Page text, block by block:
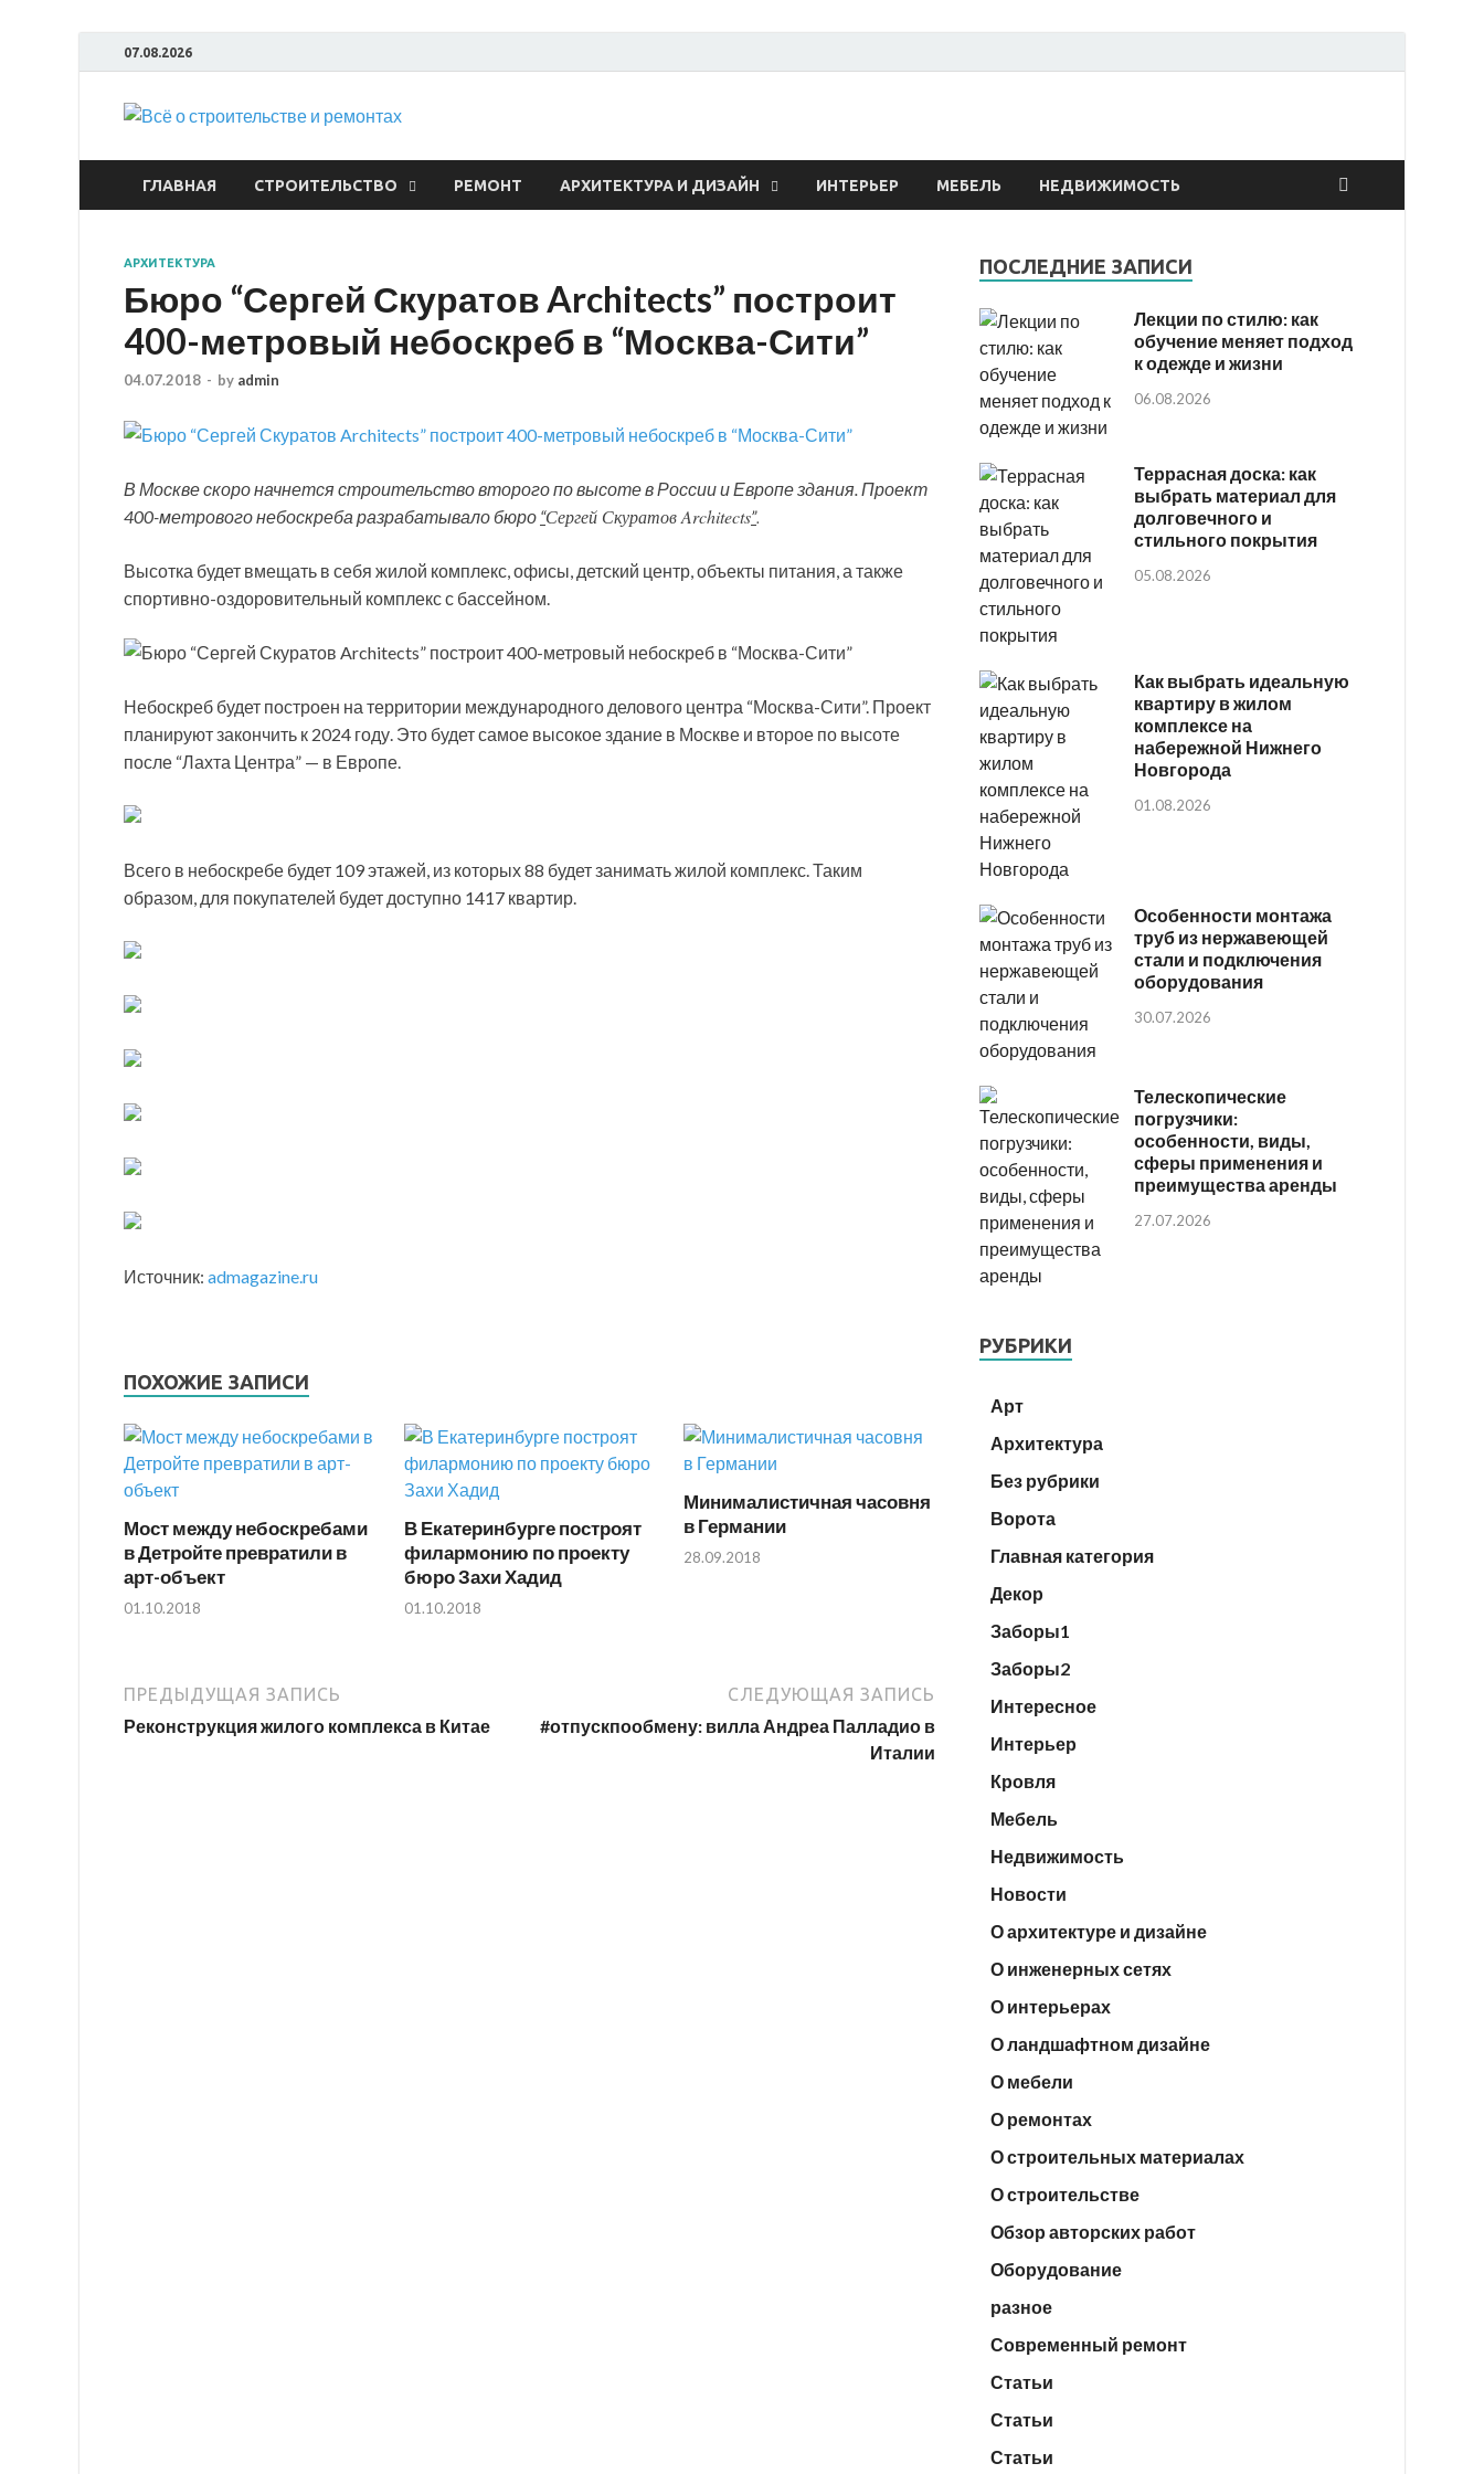
07.08.2026
Всё о строительстве и ремонтах
ГЛАВНАЯ СТРОИТЕЛЬСТВО РЕМОНТ АРХИТЕКТУРА И ДИЗАЙН ИНТЕРЬЕР МЕБЕЛЬ НЕДВИЖИМОСТЬ
АРХИТЕКТУРА
Бюро “Сергей Скуратов Architects” построит
400-метровый небоскреб в “Москва-Сити”
04.07.2018 - by admin
В Москве скоро начнется строительство второго по высоте в России и Европе здания. Проект
400-метрового небоскреба разрабатывало бюро “Сергей Скуратов Architects”.
Высотка будет вмещать в себя жилой комплекс, офисы, детский центр, объекты питания, а также
спортивно-оздоровительный комплекс с бассейном.
Небоскреб будет построен на территории международного делового центра “Москва-Сити”. Проект
планируют закончить к 2024 году. Это будет самое высокое здание в Москве и второе по высоте
после “Лахта Центра” — в Европе.
Всего в небоскребе будет 109 этажей, из которых 88 будет занимать жилой комплекс. Таким
образом, для покупателей будет доступно 1417 квартир.
Источник: admagazine.ru
ПОХОЖИЕ ЗАПИСИ
Мост между небоскребами
в Детройте превратили в
арт-объект
01.10.2018
В Екатеринбурге построят
филармонию по проекту
бюро Захи Хадид
01.10.2018
Минималистичная часовня
в Германии
28.09.2018
ПРЕДЫДУЩАЯ ЗАПИСЬ
Реконструкция жилого комплекса в Китае
СЛЕДУЮЩАЯ ЗАПИСЬ
#отпускпообмену: вилла Андреа Палладио в
Италии
ПОСЛЕДНИЕ ЗАПИСИ
Лекции по стилю: как
обучение меняет подход
к одежде и жизни
06.08.2026
Террасная доска: как
выбрать материал для
долговечного и
стильного покрытия
05.08.2026
Как выбрать идеальную
квартиру в жилом
комплексе на
набережной Нижнего
Новгорода
01.08.2026
Особенности монтажа
труб из нержавеющей
стали и подключения
оборудования
30.07.2026
Телескопические
погрузчики:
особенности, виды,
сферы применения и
преимущества аренды
27.07.2026
РУБРИКИ
Арт
Архитектура
Без рубрики
Ворота
Главная категория
Декор
Заборы1
Заборы2
Интересное
Интерьер
Кровля
Мебель
Недвижимость
Новости
О архитектуре и дизайне
О инженерных сетях
О интерьерах
О ландшафтном дизайне
О мебели
О ремонтах
О строительных материалах
О строительстве
Обзор авторских работ
Оборудование
разное
Современный ремонт
Статьи
Статьи
Статьи